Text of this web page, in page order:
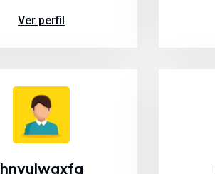
Ver perfil
hnyulwgxfg